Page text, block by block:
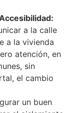
a la calle
a la vivienda
atención, en
sin
el cambio
un buen